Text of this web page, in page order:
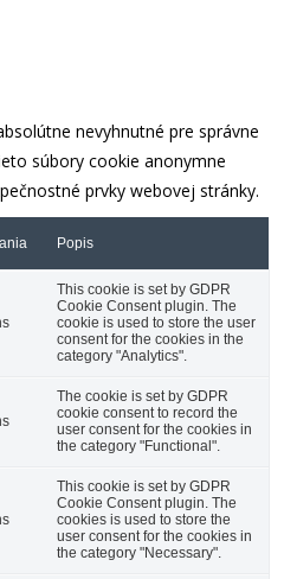
nevyhnutné pre správne
súbory cookie anonymne
prvky webovej stránky.
Popis
This cookie is set by GDPR
Cookie Consent plugin. The
cookie is used to store the user
consent for the cookies in the
category "Analytics".
The cookie is set by GDPR
cookie consent to record the
user consent for the cookies in
the category "Functional".
This cookie is set by GDPR
Cookie Consent plugin. The
cookies is used to store the
user consent for the cookies in
the category "Necessary".